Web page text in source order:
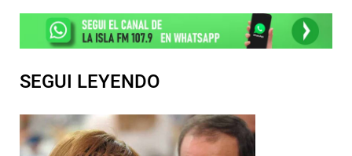
SEGUI LEYENDO